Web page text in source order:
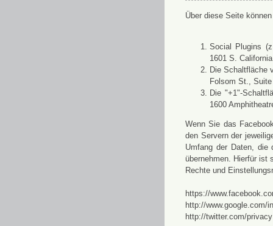
Über diese Seite
Social Plugins
1601 S.
Die Schaltfläche
Folsom St.,
Die "+1"-
1600
Wenn Sie das
den Servern der
Umfang der Daten, die
übernehmen. Hierfür ist
Rechte und
https://
http://www.google.com/
http://twitter.com/privacy